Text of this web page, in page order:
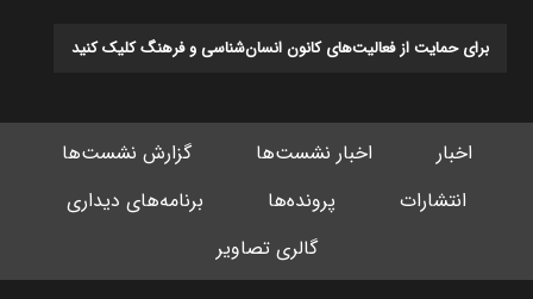
برای حمایت از فعالیت‌های کانون انسان‌شناسی و فرهنگ کلیک کنید
اخبار اخبار نشست‌ها
گزارش نشست‌ها
انتشارات
پرونده‌ها
برنامه‌های دیداری
گالری تصاویر